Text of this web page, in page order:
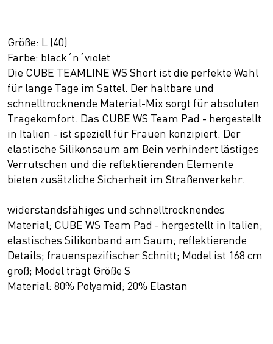
Größe: L (40)
Farbe: black´n´violet
Die CUBE TEAMLINE WS Short ist die perfekte Wahl
für lange Tage im Sattel. Der haltbare und
schnelltrocknende Material-Mix sorgt für absoluten
Tragekomfort. Das CUBE WS Team Pad - hergestellt
in Italien - ist speziell für Frauen konzipiert. Der
elastische Silikonsaum am Bein verhindert lästiges
Verrutschen und die reflektierenden Elemente
bieten zusätzliche Sicherheit im Straßenverkehr.
widerstandsfähiges und schnelltrocknendes
Material; CUBE WS Team Pad - hergestellt in Italien;
elastisches Silikonband am Saum; reflektierende
Details; frauenspezifischer Schnitt; Model ist 168 cm
groß; Model trägt Größe S
Material: 80% Polyamid; 20% Elastan